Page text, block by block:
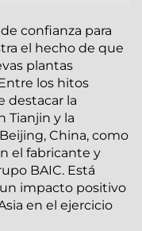
confianza para
el hecho de que
plantas
los hitos
destacar la
Tianjin y la
China, como
el fabricante y
BAIC. Está
impacto positivo
en el ejercicio